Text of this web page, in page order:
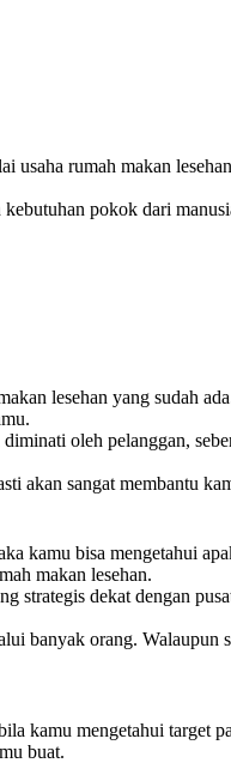
usaha rumah makan
pokok dari
lesehan yang sudah
oleh pelanggan,
akan sangat membantu
kamu bisa mengetahui
makan lesehan.
dekat dengan
orang. Walaupun
kamu mengetahui target
buat.